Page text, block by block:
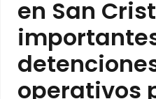
en San
operativos